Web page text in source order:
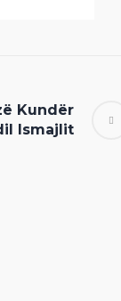
Kundër
Ismajlit